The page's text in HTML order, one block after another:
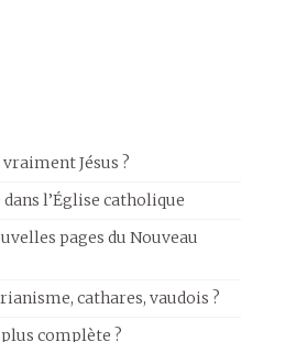
Jésus ?
l’Église catholique
pages du Nouveau
cathares, vaudois ?
complète ?